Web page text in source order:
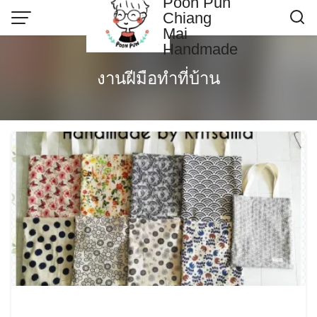
Chiang
Mai
Handmade
Poonpun Thai Clay
Sample Page
งานฝีมือทำที่บ้าน